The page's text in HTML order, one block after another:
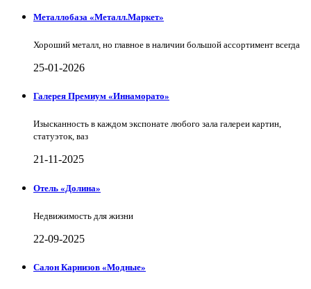
Металлобаза «Металл.Маркет»
Хороший металл, но главное в наличии большой ассортимент всегда
25-01-2026
Галерея Премиум «Иннаморато»
Изысканность в каждом экспонате любого зала галереи картин,
статуэток, ваз
21-11-2025
Отель «Долина»
Недвижимость для жизни
22-09-2025
Салон Карнизов «Модные»